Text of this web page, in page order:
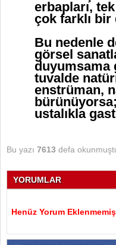
erbapları,
çok farklı
Bu nedenle
görsel
duyumsama
tuvalde
enstrüman,
ustalıkla
Bu yazı 7613 defa
YORUMLAR
Henüz Yorum